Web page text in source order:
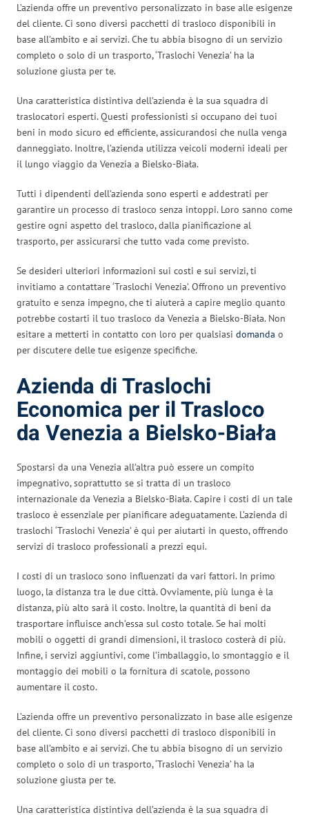
L’azienda offre un preventivo personalizzato in base alle esigenze
del cliente. Ci sono diversi pacchetti di trasloco disponibili in
base all’ambito e ai servizi. Che tu abbia bisogno di un servizio
completo o solo di un trasporto, ‘Traslochi Venezia’ ha la
soluzione giusta per te.
Una caratteristica distintiva dell’azienda è la sua squadra di
traslocatori esperti. Questi professionisti si occupano dei tuoi
beni in modo sicuro ed efficiente, assicurandosi che nulla venga
danneggiato. Inoltre, l’azienda utilizza veicoli moderni ideali per
il lungo viaggio da Venezia a Bielsko-Biała.
Tutti i dipendenti dell’azienda sono esperti e addestrati per
garantire un processo di trasloco senza intoppi. Loro sanno come
gestire ogni aspetto del trasloco, dalla pianificazione al
trasporto, per assicurarsi che tutto vada come previsto.
Se desideri ulteriori informazioni sui costi e sui servizi, ti
invitiamo a contattare ‘Traslochi Venezia’. Offrono un preventivo
gratuito e senza impegno, che ti aiuterà a capire meglio quanto
potrebbe costarti il tuo trasloco da Venezia a Bielsko-Biała. Non
esitare a metterti in contatto con loro per qualsiasi domanda o
per discutere delle tue esigenze specifiche.
Azienda di Traslochi
Economica per il Trasloco
da Venezia a Bielsko-Biała
Spostarsi da una Venezia all’altra può essere un compito
impegnativo, soprattutto se si tratta di un trasloco
internazionale da Venezia a Bielsko-Biała. Capire i costi di un tale
trasloco è essenziale per pianificare adeguatamente. L’azienda di
traslochi ‘Traslochi Venezia’ è qui per aiutarti in questo, offrendo
servizi di trasloco professionali a prezzi equi.
I costi di un trasloco sono influenzati da vari fattori. In primo
luogo, la distanza tra le due città. Ovviamente, più lunga è la
distanza, più alto sarà il costo. Inoltre, la quantità di beni da
trasportare influisce anch’essa sul costo totale. Se hai molti
mobili o oggetti di grandi dimensioni, il trasloco costerà di più.
Infine, i servizi aggiuntivi, come l’imballaggio, lo smontaggio e il
montaggio dei mobili o la fornitura di scatole, possono
aumentare il costo.
L’azienda offre un preventivo personalizzato in base alle esigenze
del cliente. Ci sono diversi pacchetti di trasloco disponibili in
base all’ambito e ai servizi. Che tu abbia bisogno di un servizio
completo o solo di un trasporto, ‘Traslochi Venezia’ ha la
soluzione giusta per te.
Una caratteristica distintiva dell’azienda è la sua squadra di